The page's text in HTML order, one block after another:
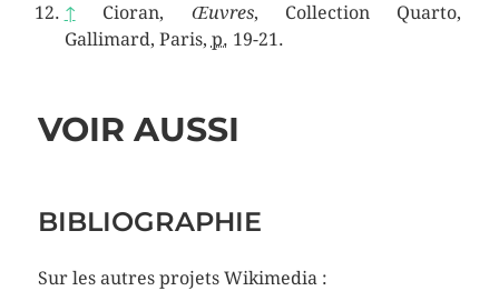
↑
Cioran, Œuvres, Collection Quarto,
Gallimard, Paris, p. 19-21.
VOIR AUSSI
BIBLIOGRAPHIE
Sur les autres projets Wikimedia :